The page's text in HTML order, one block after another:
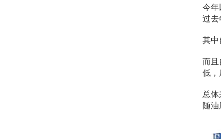
今年
过去
其中
而且
低，
总
随